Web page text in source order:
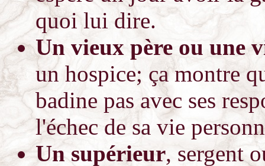
quoi lui dire.
Un vieux père ou une
un hospice; ça montre
badine pas avec ses
l'échec de sa vie
Un supérieur, sergent